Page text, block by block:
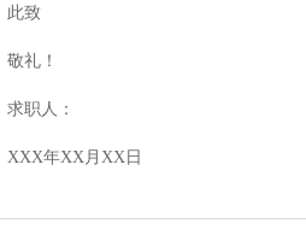
此致
敬礼！
求职人：
XXX年XX月XX日